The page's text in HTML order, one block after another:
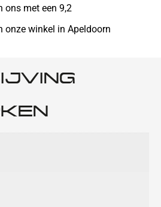
ons met een 9,2
onze winkel in Apeldoorn